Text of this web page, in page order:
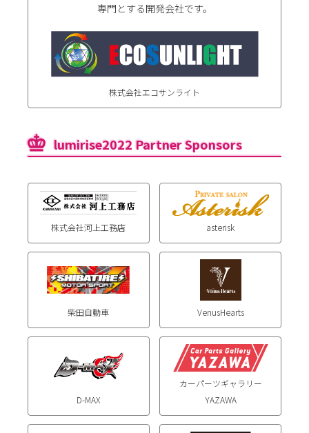
専門とする開発会社です。
株式会社エコサンライト
lumirise2022 Partner Sponsors
株式会社河上工務店 asterisk
柴田自動車 VenusHearts
D-MAX
カーパーツギャラリー
YAZAWA